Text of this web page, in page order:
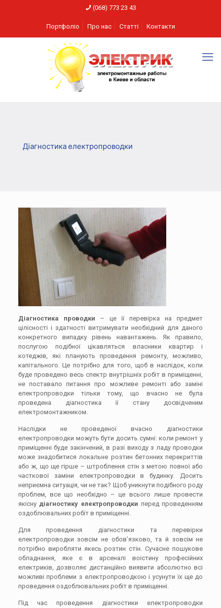
(068) 773 23 43
Портфоліо Про нас Статті Контакти
Діагностика електропроводки
Діагностика проводки – це її перевірка на предмет
цілісності і здатності витримувати необхідний для даного
конкретного випадку рівень навантажень. Як правило,
послугою подібної цікавляться власники квартир і
котеджів, які планують проведення ремонту, можливо,
капітального. Це потрібно для того, щоб в наслідок, коли
буде проведено весь спектр внутрішніх робіт в приміщенні,
не поставало питання про можливе ремонті або заміні
електропроводки тільки тому, що вчасно не була
проведена діагностика її стану досвідченим
електромонтажником.
Наслідки не проведеної вчасно діагностики
електропроводки можуть бути досить сумні: коли ремонт у
приміщенні буде закінчений, в разі виходу з ладу проводки
може знадобитися локальне розтин бетонних перекриттів
або ж, що ще гірше – штроблення стін з метою повної або
часткової заміни електропроводки в будинку. Досить
неприємна ситуація, чи не так? Щоб уникнути подібного роду
проблем, все що необхідно – це всього лише провести
якісну діагностику електропроводки перед проведенням
оздоблювальних робіт в приміщенні.
Для проведення діагностики та перевірки
електропроводки зовсім не обов’язково, та й зовсім не
потрібно виробляти якесь розтин стін. Сучасне пошукове
обладнання, яке є в арсеналі воістину професійних
електриків, дозволяє дистанційно виявити абсолютно всі
можливі проблеми з електропроводкою і усунути їх ще до
проведення оздоблювальних робіт в приміщенні.
Під час проведення діагностики електропроводки